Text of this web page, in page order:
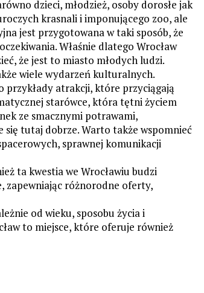
dzieci, młodzież, osoby dorosłe jak
krasnali i imponującego zoo, ale
jest przygotowana w taki sposób, że
Właśnie dlatego Wrocław
że jest to miasto młodych ludzi.
wiele wydarzeń kulturalnych.
atrakcji, które przyciągają
starówce, która tętni życiem
ze smacznymi potrawami,
się tutaj dobrze. Warto także wspomnieć
sprawnej komunikacji
ta kwestia we Wrocławiu budzi
zapewniając różnorodne oferty,
od wieku, sposobu życia i
to miejsce, które oferuje również